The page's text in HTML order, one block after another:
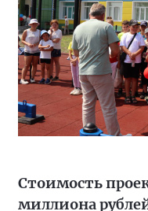
Стоимость
миллиона